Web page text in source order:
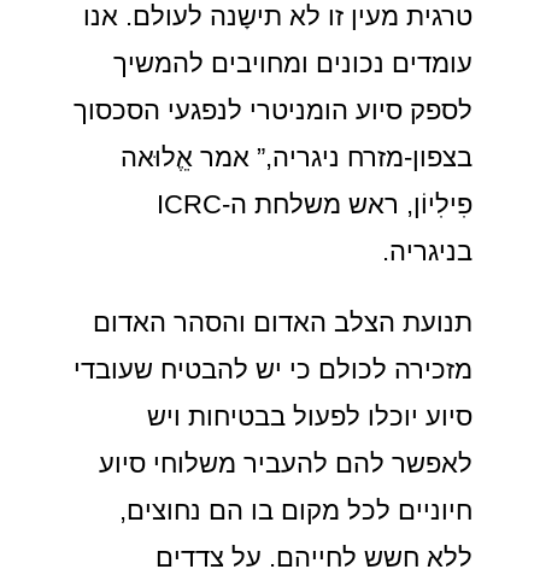
טרגית מעין זו לא תישָנה לעולם. אנו
עומדים נכונים ומחויבים להמשיך
לספק סיוע הומניטרי לנפגעי הסכסוך
בצפון-מזרח ניגריה,” אמר אֵֶלוּאה
פִילִיוֹן, ראש משלחת ה-ICRC
בניגריה.
תנועת הצלב האדום והסהר האדום
מזכירה לכולם כי יש להבטיח שעובדי
סיוע יוכלו לפעול בבטיחות ויש
לאפשר להם להעביר משלוחי סיוע
חיוניים לכל מקום בו הם נחוצים,
ללא חשש לחייהם. על צדדים